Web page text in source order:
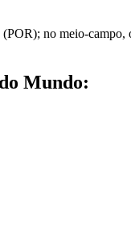
no meio-
Mundo: